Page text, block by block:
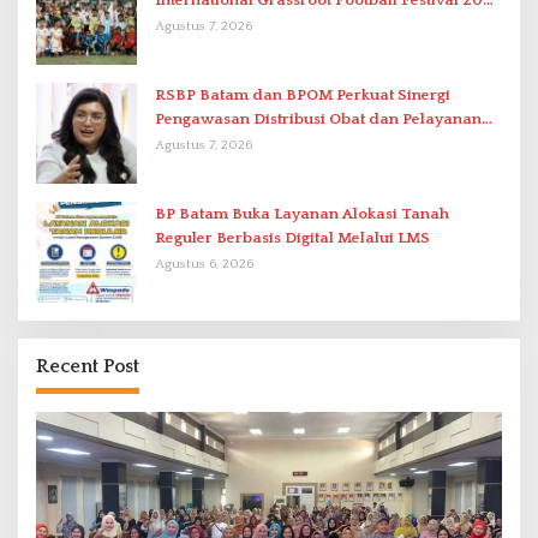
di Stadion Temenggung Abdul Jamal
Agustus 7, 2026
RSBP Batam dan BPOM Perkuat Sinergi
Pengawasan Distribusi Obat dan Pelayanan
Kefarmasian
Agustus 7, 2026
BP Batam Buka Layanan Alokasi Tanah
Reguler Berbasis Digital Melalui LMS
Agustus 6, 2026
Recent Post